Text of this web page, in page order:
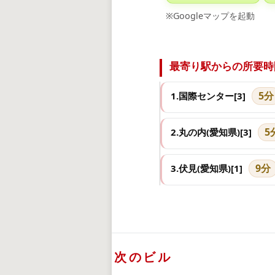
※Googleマップを起動
最寄り駅からの所要
1.国際センター[3] 5分
2.丸の内(愛知県)[3] 5
3.伏見(愛知県)[1] 9分
次のビル